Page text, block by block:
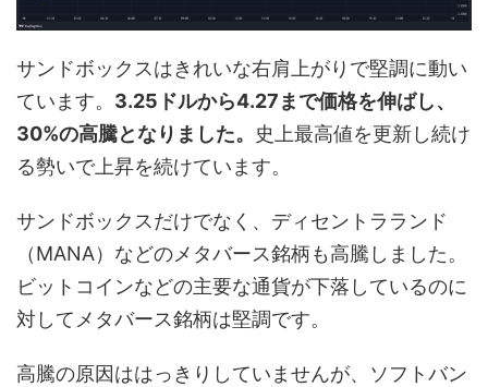
サンドボックスはきれいな右肩上がりで堅調に動い
ています。 3.25ドルから4.27まで価格を伸ばし、
30%の高騰となりました。 史上最高値を更新し続け
る勢いで上昇を続けています。
サンドボックスだけでなく、ディセントラランド
（MANA）などのメタバース銘柄も高騰しました。
ビットコインなどの主要な通貨が下落しているのに
対してメタバース銘柄は堅調です。
高騰の原因ははっきりしていませんが、ソフトバン